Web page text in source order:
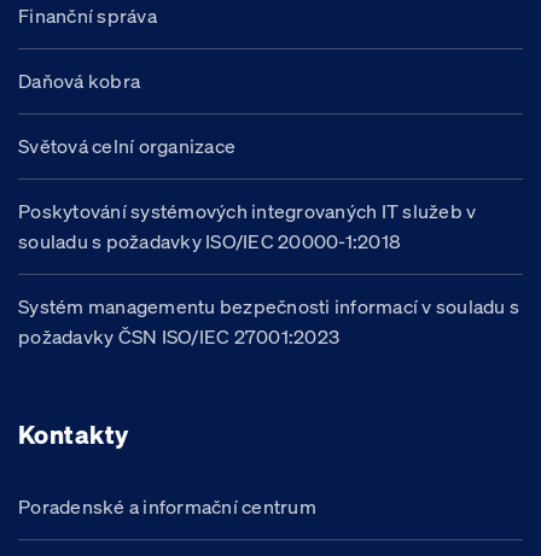
Finanční správa
Daňová kobra
Světová celní organizace
Poskytování systémových integrovaných IT služeb v
souladu s požadavky ISO/IEC 20000-1:2018
Systém managementu bezpečnosti informací v souladu s
požadavky ČSN ISO/IEC 27001:2023
Kontakty
Poradenské a informační centrum